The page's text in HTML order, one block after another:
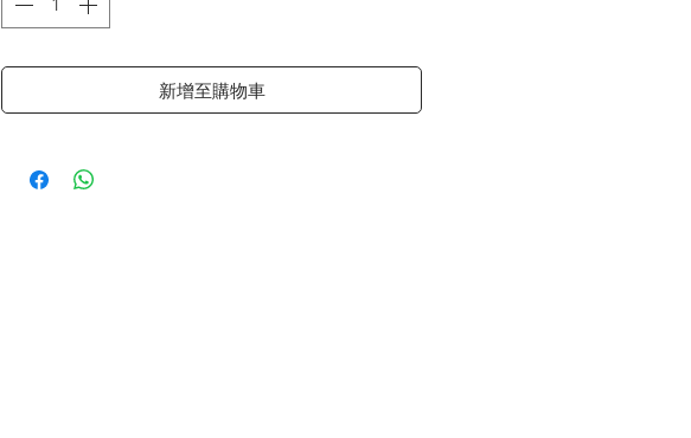
新增至購物車